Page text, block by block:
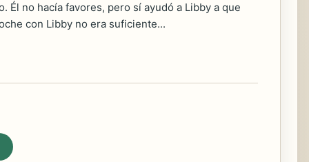
no hacía favores, pero sí ayudó a Libby a que
con Libby no era suficiente...